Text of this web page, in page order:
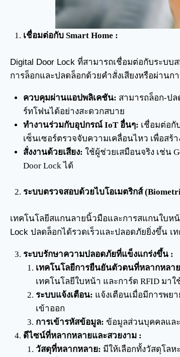
เชื่อมต่อกับ Smart Home :
Digital Door Lock ที่สามารถเชื่อมต่อกับระบ
การล็อกและปลดล็อกด้วยคำสั่งเสียงหรือผ่าน
ควบคุมผ่านแอปพลิเคชัน: สามารถล็อก-ปล
ร์ทโฟนได้อย่างสะดวกสบาย
ทำงานร่วมกับอุปกรณ์ IoT อื่นๆ: เชื่อมต่อกั
เซ็นเซอร์ตรวจจับความเคลื่อนไหว เพื่อส
สั่งงานด้วยเสียง: ใช้ผู้ช่วยเสมือนจริง เช่น
Door Lock ได้
ระบบตรวจสอบด้วยไบโอเมตริกส์
เทคโนโลยีสแกนลายนิ้วมือและการสแกนใบห
Lock ปลดล็อกได้รวดเร็วและปลอดภัยยิ่งขึ้น
ระบบรักษาความปลอดภัยที่แข็งแกร่งขึ้น :
เทคโนโลยีการยืนยันตัวตนที่หลากหลา
เทคโนโลยีใบหน้า และการ์ด RFID มา
ระบบแจ้งเตือน: แจ้งเตือนเมื่อมีการพย
เข้าออก
การเข้ารหัสข้อมูล: ข้อมูลส่วนบุคคลและ
ดีไซน์ที่หลากหลายและสวยงาม :
วัสดุที่หลากหลาย: มีให้เลือกทั้งวัสดุโล